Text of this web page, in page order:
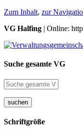
Zum Inhalt, zur
VG Halfing | Online:
Suche gesamte VG
suchen
Schriftgröße